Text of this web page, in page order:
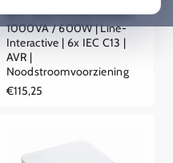
APC Easy UPS BV1000I |
1000VA / 600W | Line-
Interactive | 6x IEC C13 |
AVR |
Noodstroomvoorziening
Reguliere
€115,25